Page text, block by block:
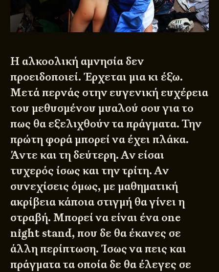
Η αλκοολική αμνησία δεν
προειδοποιεί. Έρχεται μια κι έξω.
Μετά περνάς στην ευγενική ευχέρεια
του μεθυσμένου μυαλού σου για το
πως θα εξελιχθούν τα πράγματα. Την
πρώτη φορά μπορεί να έχει πλάκα.
Άντε και τη δεύτερη. Αν είσαι
τυχερός ίσως και την τρίτη. Αν
συνεχίσεις όμως, με μαθηματική
ακρίβεια κάποια στιγμή θα γίνει η
στραβή. Μπορεί να είναι ένα one
night stand, που δε θα έκανες σε
άλλη περίπτωση. Ίσως να πεις και
πράγματα τα οποία δε θα έλεγες σε